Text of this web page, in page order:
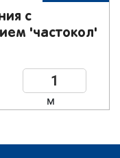
с
'частокол'
м